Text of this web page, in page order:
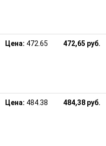
Цена: 472.65 472,65 руб.
Цена: 484.38 484,38 руб.